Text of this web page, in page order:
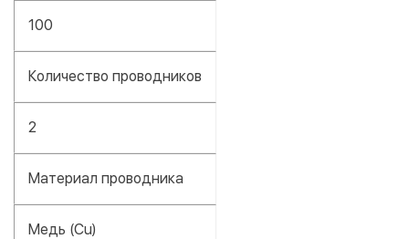
100
Количество проводников
2
Материал проводника
Медь (Cu)